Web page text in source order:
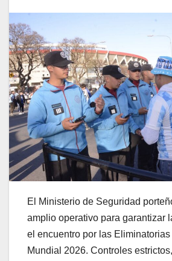
El Ministerio de Seguridad
amplio operativo para garantizar
el encuentro por las Eliminatorias
Mundial 2026. Controles